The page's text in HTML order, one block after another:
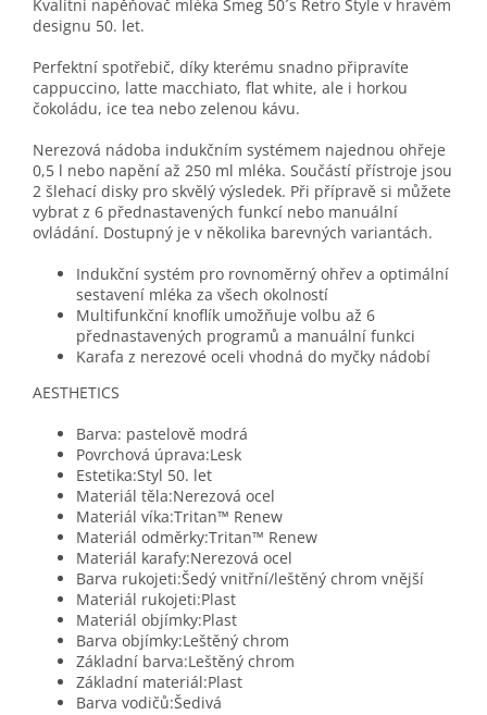
Kvalitní napěňovač mléka Smeg 50´s Retro Style v hravém
designu 50. let.
Perfektní spotřebič, díky kterému snadno připravíte
cappuccino, latte macchiato, flat white, ale i horkou
čokoládu, ice tea nebo zelenou kávu.
Nerezová nádoba indukčním systémem najednou ohřeje
0,5 l nebo napění až 250 ml mléka. Součástí přístroje jsou
2 šlehací disky pro skvělý výsledek. Při přípravě si můžete
vybrat z 6 přednastavených funkcí nebo manuální
ovládání. Dostupný je v několika barevných variantách.
Indukční systém pro rovnoměrný ohřev a optimální
sestavení mléka za všech okolností
Multifunkční knoflík umožňuje volbu až 6
přednastavených programů a manuální funkci
Karafa z nerezové oceli vhodná do myčky nádobí
AESTHETICS
Barva: pastelově modrá
Povrchová úprava:Lesk
Estetika:Styl 50. let
Materiál těla:Nerezová ocel
Materiál víka:Tritan™ Renew
Materiál odměrky:Tritan™ Renew
Materiál karafy:Nerezová ocel
Barva rukojeti:Šedý vnitřní/leštěný chrom vnější
Materiál rukojeti:Plast
Materiál objímky:Plast
Barva objímky:Leštěný chrom
Základní barva:Leštěný chrom
Základní materiál:Plast
Barva vodičů:Šedivá